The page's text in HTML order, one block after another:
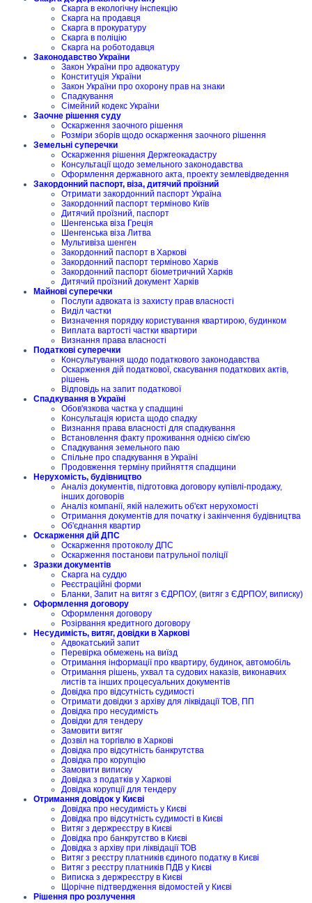
Скарга в екологічну інспекцію
Скарга на продавця
Скарга в прокуратуру
Скарга в поліцію
Скарга на роботодавця
Законодавство України
Закон України про адвокатуру
Конституція України
Закон України про охорону прав на знаки
Спадкування
Сімейний кодекс України
Заочне рішення суду
Оскарження заочного рішення
Розміри зборів щодо оскарження заочного рішення
Земельні суперечки
Оскарження рішення Держгеокадастру
Консультації щодо земельного законодавства
Оформлення державного акта, проекту землевідведення
Закордонний паспорт, віза, дитячий проїзний
Отримати закордонний паспорт Україна
Закордонний паспорт терміново Київ
Дитячий проїзний, паспорт
Шенгенська віза Греція
Шенгенська віза Литва
Мультивіза шенген
Закордонний паспорт в Харкові
Закордонний паспорт терміново Харків
Закордонний паспорт біометричний Харків
Дитячий проїзний документ Харків
Майнові суперечки
Послуги адвоката із захисту прав власності
Виділ частки
Визначення порядку користування квартирою, будинком
Виплата вартості частки квартири
Визнання права власності
Податкові суперечки
Консультування щодо податкового законодавства
Оскарження дій податкової, скасування податкових актів,
рішень
Відповідь на запит податкової
Спадкування в Україні
Обов'язкова частка у спадщині
Консультація юриста щодо спадку
Визнання права власності для спадкування
Встановлення факту проживання однією сім'єю
Спадкування земельного паю
Спільне про спадкування в Україні
Продовження терміну прийняття спадщини
Нерухомість, будівництво
Аналіз документів, підготовка договору купівлі-продажу,
інших договорів
Аналіз компанії, якій належить об'єкт нерухомості
Отримання документів для початку і закінчення будівництва
Об'єднання квартир
Оскарження дій ДПС
Оскарження протоколу ДПС
Оскарження постанови патрульної поліції
Зразки документів
Скарга на суддю
Реєстраційні форми
Бланки, Запит на витяг з ЄДРПОУ, (витяг з ЄДРПОУ, виписку)
Оформлення договору
Оформлення договору
Розірвання кредитного договору
Несудимість, витяг, довідки в Харкові
Адвокатський запит
Перевірка обмежень на виїзд
Отримання інформації про квартиру, будинок, автомобіль
Отримання рішень, ухвал та судових наказів, виконавчих
листів та інших процесуальних документів
Довідка про відсутність судимості
Отримати довідки з архіву для ліквідації ТОВ, ПП
Довідка про несудимість
Довідки для тендеру
Замовити витяг
Дозвіл на торгівлю в Харкові
Довідка про відсутність банкрутства
Довідка про корупцію
Замовити виписку
Довідка з податків у Харкові
Довідка корупції для тендеру
Отримання довідок у Києві
Довідка про несудимість у Києві
Довідка про відсутність судимості в Києві
Витяг з держреєстру в Києві
Довідка про банкрутство в Києві
Довідка з архіву при ліквідації ТОВ
Витяг з реєстру платників єдиного податку в Києві
Витяг з реєстру платників ПДВ у Києві
Виписка з держреєстру в Києві
Щорічне підтвердження відомостей у Києві
Рішення про розлучення